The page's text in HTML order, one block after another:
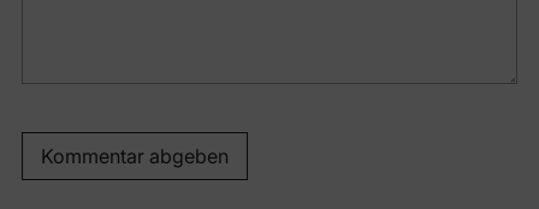
Kommentar abgeben